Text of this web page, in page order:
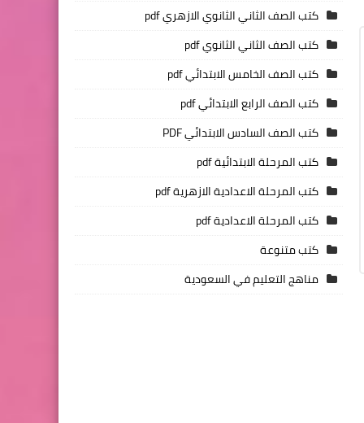
كتب الصف الثاني الثانوي الازهري pdf
كتب الصف الثاني الثانوي pdf
كتب الصف الخامس الابتدائي pdf
كتب الصف الرابع الابتدائي pdf
كتب الصف السادس الابتدائي PDF
كتب المرحلة الابتدائية pdf
كتب المرحلة الاعدادية الازهرية pdf
كتب المرحلة الاعدادية pdf
كتب متنوعة
مناهج التعليم في السعودية